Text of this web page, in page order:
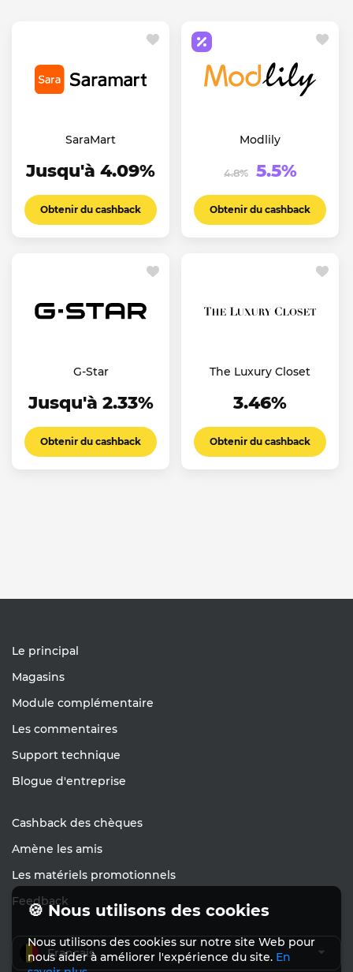
SaraMart
Jusqu'à 4.09%
Obtenir du cashback
Modlily
4.8% 5.5%
Obtenir du cashback
G-Star
Jusqu'à 2.33%
Obtenir du cashback
The Luxury Closet
3.46%
Obtenir du cashback
Le principal
Magasins
Module complémentaire
Les commentaires
Support technique
Blogue d'entreprise
Cashback des chèques
Amène les amis
Les matériels promotionnels
Feedback
Français
🍪 Nous utilisons des cookies
Nous utilisons des cookies sur notre site Web pour
nous aider à améliorer l'expérience du site. En